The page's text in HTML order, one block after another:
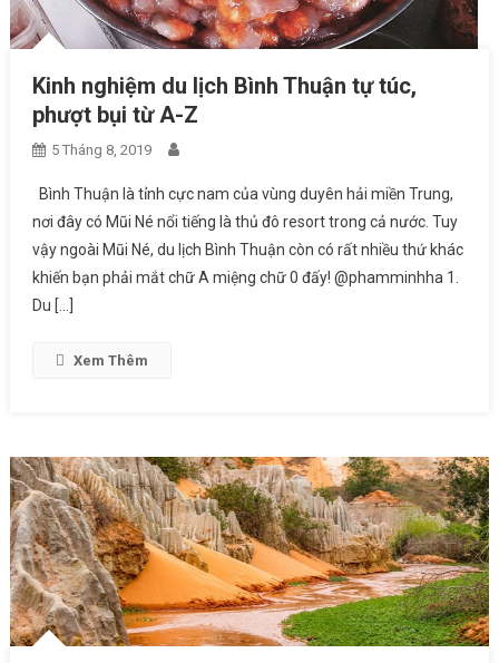
Kinh nghiệm du lịch Bình Thuận tự túc,
phượt bụi từ A-Z
5 Tháng 8, 2019
Bình Thuận là tỉnh cực nam của vùng duyên hải miền Trung,
nơi đây có Mũi Né nổi tiếng là thủ đô resort trong cả nước. Tuy
vậy ngoài Mũi Né, du lịch Bình Thuận còn có rất nhiều thứ khác
khiến bạn phải mắt chữ A miệng chữ 0 đấy! @phamminhha 1.
Du […]
Xem Thêm